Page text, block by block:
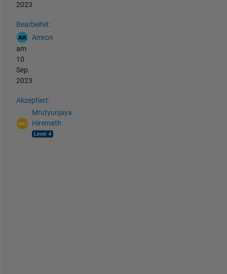
2023
Bearbeitet:
Amron
am
10
Sep.
2023
Akzeptiert:
Mrutyunjaya
Hiremath